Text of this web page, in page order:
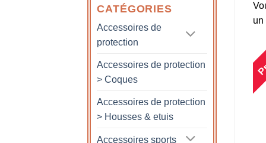
CATÉGORIES
Accessoires de
protection
Accessoires de protection
> Coques
Accessoires de protection
> Housses & etuis
Accessoires sports